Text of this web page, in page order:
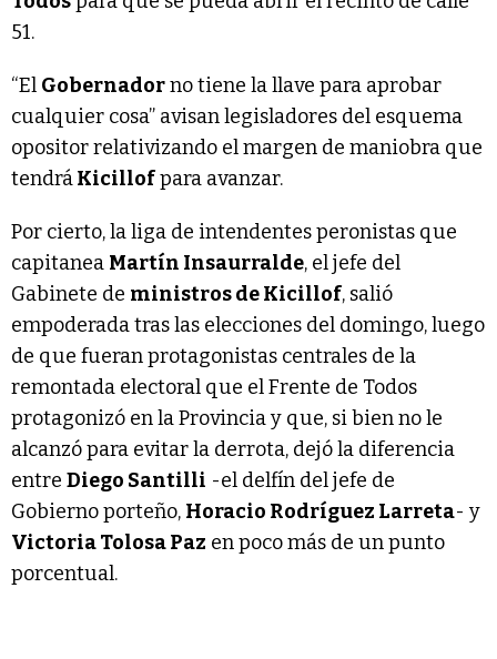
51.
“El Gobernadorno tiene la llave para aprobar
cualquier cosa” avisan legisladores del esquema
opositor relativizando el margen de maniobra que
tendráKicillofpara avanzar.
Por cierto, la liga de intendentes peronistas que
capitanea Martín Insaurralde, el jefe del
Gabinete de ministros de Kicillof, salió
empoderada tras las elecciones del domingo, luego
de que fueran protagonistas centrales de la
remontada electoral que el Frente de Todos
protagonizó en la Provincia y que, si bien no le
alcanzó para evitar la derrota, dejó la diferencia
entre Diego Santilli -el delfín del jefe de
Gobierno porteño, Horacio Rodríguez Larreta- y
Victoria Tolosa Paz en poco más de un punto
porcentual.